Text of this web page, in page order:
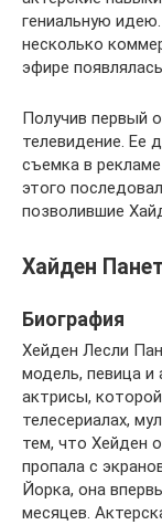
гениальную
несколько
эфире
Получив первый
телевидение. Ее
съемка в
этого
позволившие
Хайден
Биография
Хейден Лесли
модель, певица и
актрисы,
телесериалах,
тем, что Хейден
пропала с
Йорка, она
месяцев.